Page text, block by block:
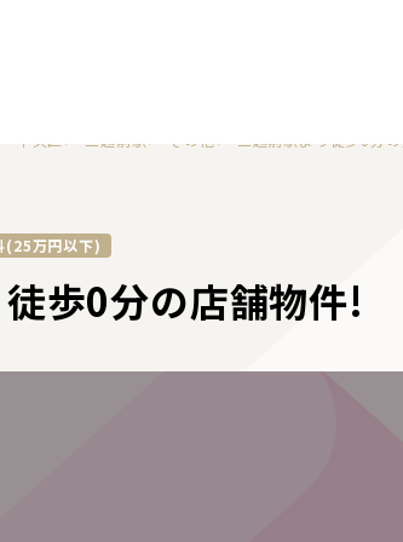
店舗での飲食店開
中央区 三越前駅 その他 三越前駅より徒歩0分
(25万円以下)
歩0分の店舗物件!